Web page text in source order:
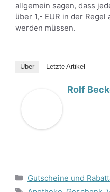
allgemein sagen, dass
über 1,- EUR in der
werden müssen.
Über Letzte Artikel
Rolf
Kategorien
Gutscheine und
Schlagwörter